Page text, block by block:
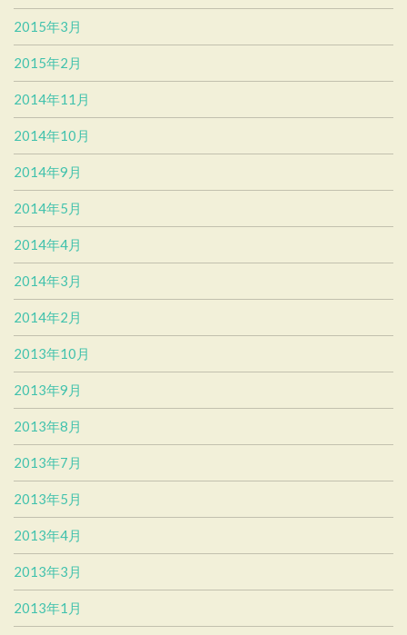
2015年3月
2015年2月
2014年11月
2014年10月
2014年9月
2014年5月
2014年4月
2014年3月
2014年2月
2013年10月
2013年9月
2013年8月
2013年7月
2013年5月
2013年4月
2013年3月
2013年1月